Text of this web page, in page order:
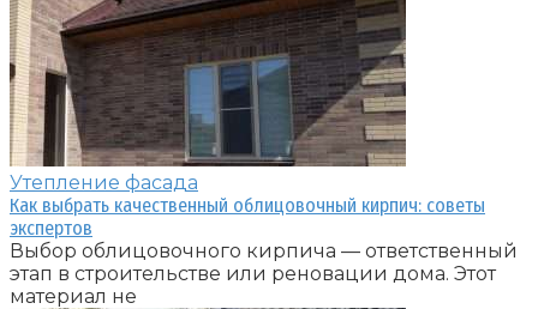
Утепление фасада
Как выбрать качественный облицовочный кирпич: советы
экспертов
Выбор облицовочного кирпича — ответственный
этап в строительстве или реновации дома. Этот
материал не